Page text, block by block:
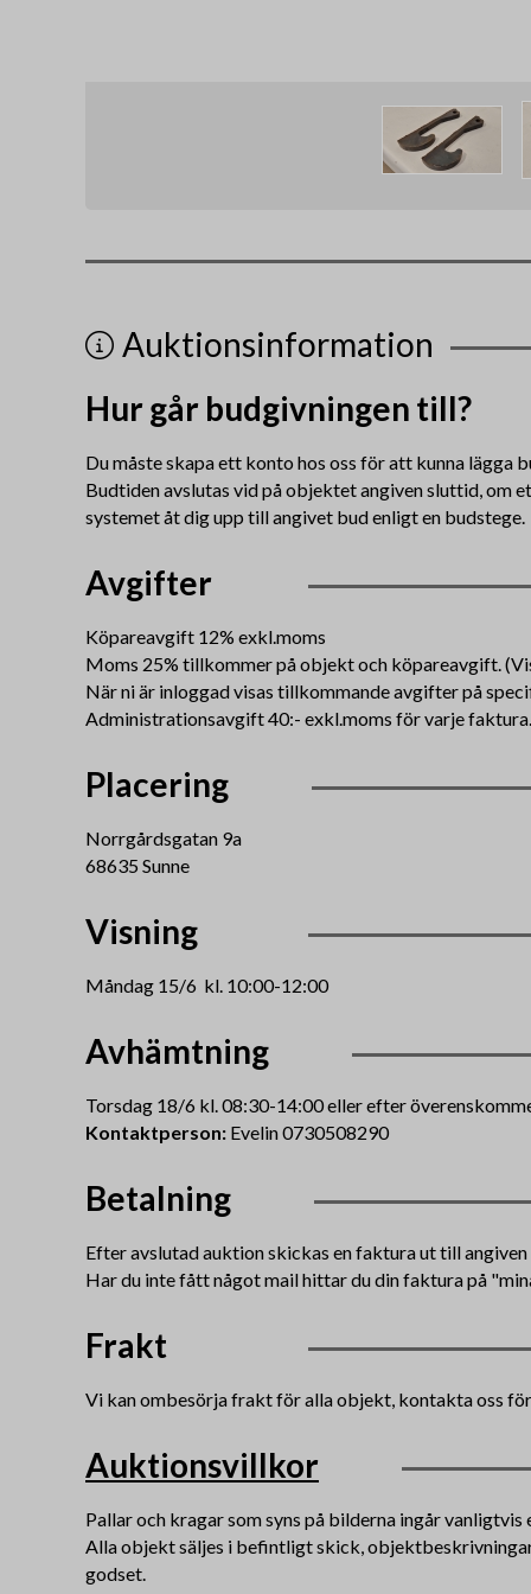
Auktionsinformation
Hur går budgivningen till?
Du måste skapa ett konto hos oss för att kunna lägga
Budtiden avslutas vid på objektet angiven sluttid, om
systemet åt dig upp till angivet bud enligt en budstege.
Avgifter
Köpareavgift 12% exkl.moms
Moms 25% tillkommer på objekt och köpareavgift.
När ni är inloggad visas tillkommande avgifter på
Administrationsavgift 40:- exkl.moms för varje
Placering
Norrgårdsgatan 9a
68635 Sunne
Visning
Måndag 15/6 kl. 10:00-12:00
Avhämtning
Torsdag 18/6 kl. 08:30-14:00 eller efter
Kontaktperson: Evelin 0730508290
Betalning
Efter avslutad auktion skickas en faktura ut till
Har du inte fått något mail hittar du din faktura på
Frakt
Vi kan ombesörja frakt för alla objekt, kontakta oss
Auktionsvillkor
Pallar och kragar som syns på bilderna ingår vanligtvis
Alla objekt säljes i befintligt skick,
godset.